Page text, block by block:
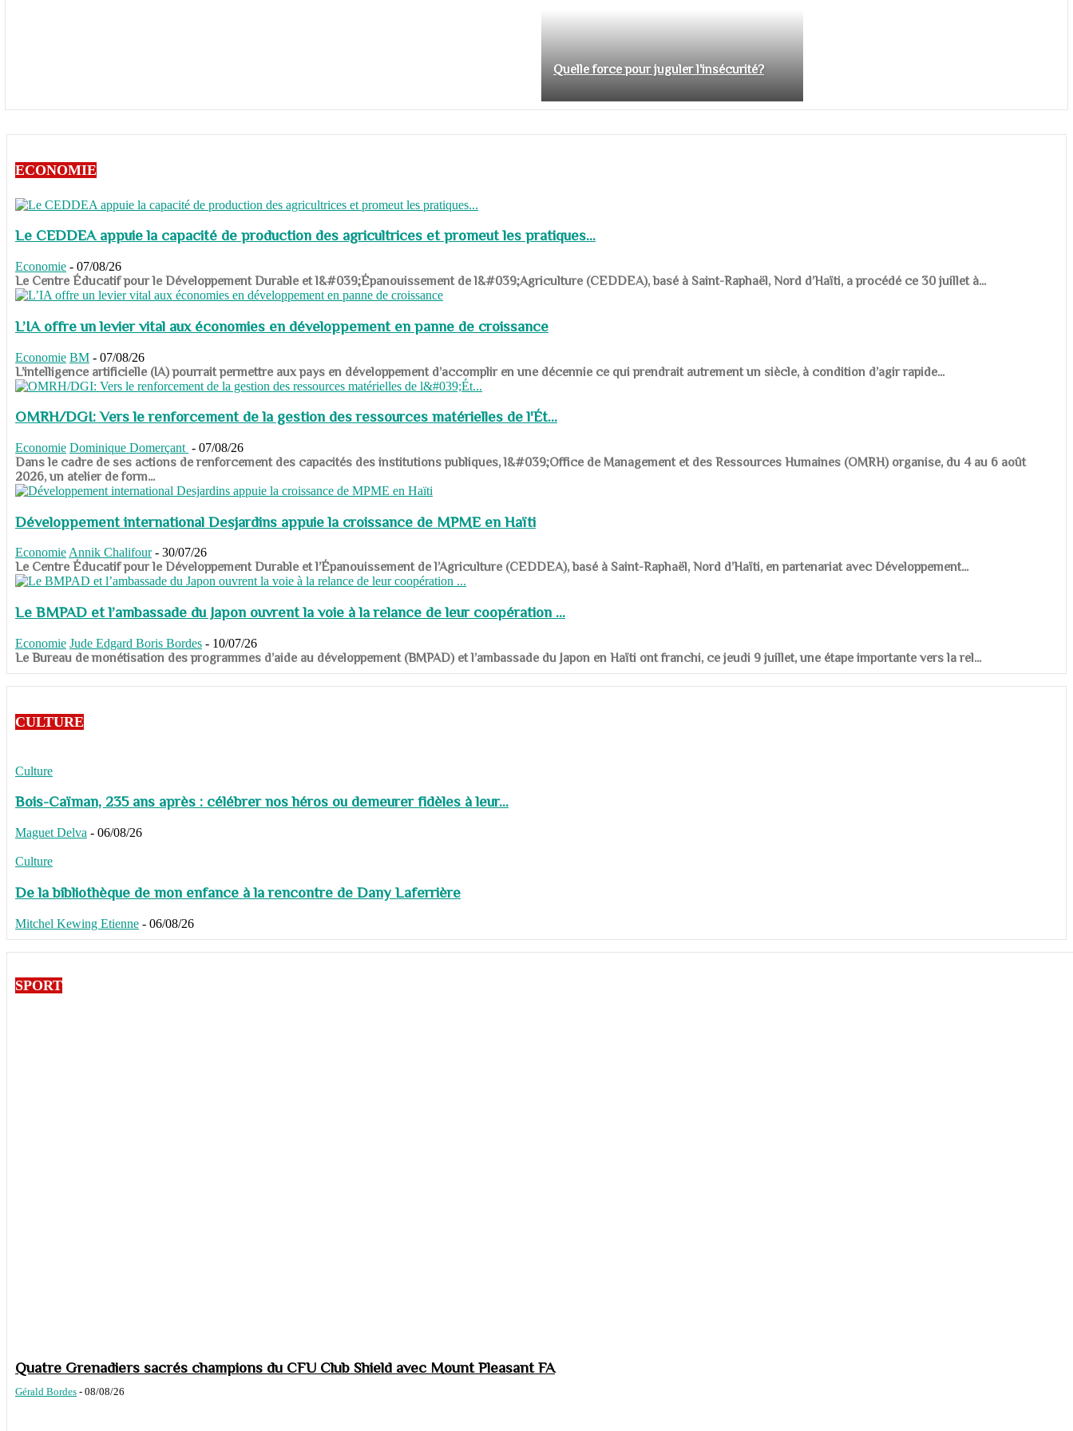
Quelle force pour juguler l'insécurité?
ECONOMIE
Le CEDDEA appuie la capacité de production des agricultrices et promeut les pratiques...
Economie - 07/08/26
​​​​​​​Le Centre Éducatif pour le Développement Durable et l&#039;Épanouissement de l&#039;Agriculture (CEDDEA), basé à Saint-Raphaël, Nord d’Haïti, a procédé ce 30 juillet à...
L’IA offre un levier vital aux économies en développement en panne de croissance
Economie BM - 07/08/26
​​​​​​​L’intelligence artificielle (IA) pourrait permettre aux pays en développement d’accomplir en une décennie ce qui prendrait autrement un siècle, à condition d’agir rapide...
OMRH/DGI: Vers le renforcement de la gestion des ressources matérielles de l'Ét...
Economie Dominique Domerçant - 07/08/26
Dans le cadre de ses actions de renforcement des capacités des institutions publiques, l&#039;Office de Management et des Ressources Humaines (OMRH) organise, du 4 au 6 août
2026, un atelier de form...
Développement international Desjardins appuie la croissance de MPME en Haïti
Economie Annik Chalifour - 30/07/26
​​​​​​​Le Centre Éducatif pour le Développement Durable et l’Épanouissement de l’Agriculture (CEDDEA), basé à Saint-Raphaël, Nord d’Haïti, en partenariat avec Développement...
Le BMPAD et l’ambassade du Japon ouvrent la voie à la relance de leur coopération ...
Economie Jude Edgard Boris Bordes - 10/07/26
​​​​​​​Le Bureau de monétisation des programmes d’aide au développement (BMPAD) et l’ambassade du Japon en Haïti ont franchi, ce jeudi 9 juillet, une étape importante vers la rel...
CULTURE
Culture
Bois-Caïman, 235 ans après : célébrer nos héros ou demeurer fidèles à leur...
Maguet Delva - 06/08/26
Culture
De la bibliothèque de mon enfance à la rencontre de Dany Laferrière
Mitchel Kewing Etienne - 06/08/26
SPORT
Quatre Grenadiers sacrés champions du CFU Club Shield avec Mount Pleasant FA
Gérald Bordes - 08/08/26